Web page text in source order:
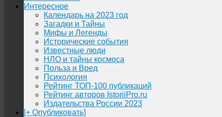
Интересное
Календарь на 2023 год
Загадки и Тайны
Мифы и Легенды
Исторические события
Известные люди
НЛО и тайны космоса
Польза и Вред
Психология
Рейтинг ТОП-100 публикаций
Рейтинг авторов IstoriiPro.ru
Издательства России 2023
[+ Опубликовать]